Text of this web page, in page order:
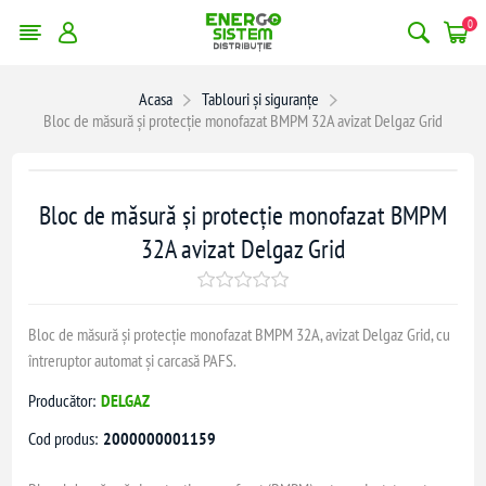
0
Acasa
Tablouri și siguranțe
Bloc de măsură și protecție monofazat BMPM 32A avizat Delgaz Grid
Bloc de măsură și protecție monofazat BMPM
32A avizat Delgaz Grid
Bloc de măsură și protecție monofazat BMPM 32A, avizat Delgaz Grid, cu
întreruptor automat și carcasă PAFS.
Producător: DELGAZ
Cod produs: 2000000001159